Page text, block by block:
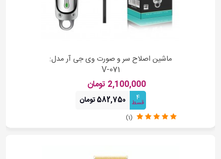
ماشین اصلاح سر و صورت وی جی آر مدل:
V-071
2,100,000 تومان
4
قسط 582,750 تومان
(1)